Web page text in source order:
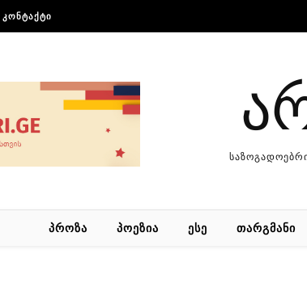
ᲙᲝᲜᲢᲐᲥᲢᲘ
ᲞᲠᲝᲖᲐ ᲞᲝᲔᲖᲘᲐ ᲔᲡᲔ ᲗᲐᲠᲒᲛᲐᲜᲘ